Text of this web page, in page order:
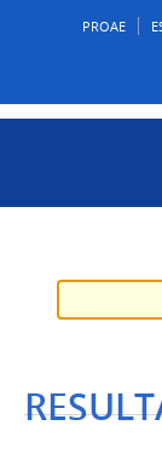
PROAE